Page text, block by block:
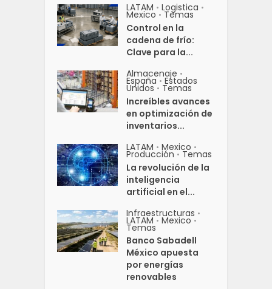
LATAM • Logistica •
Mexico • Temas
Control en la
cadena de frío:
Clave para la...
Almacenaje •
España • Estados
Unidos • Temas
Increíbles avances
en optimización de
inventarios...
LATAM • Mexico •
Producción • Temas
La revolución de la
inteligencia
artificial en el...
Infraestructuras •
LATAM • Mexico •
Temas
Banco Sabadell
México apuesta
por energías
renovables